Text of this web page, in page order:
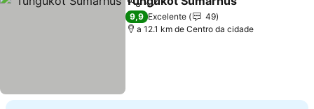
PartilharAdicionar aos favoritos
9,9 Excelente
49
a 12.1 km de Centro da cidade